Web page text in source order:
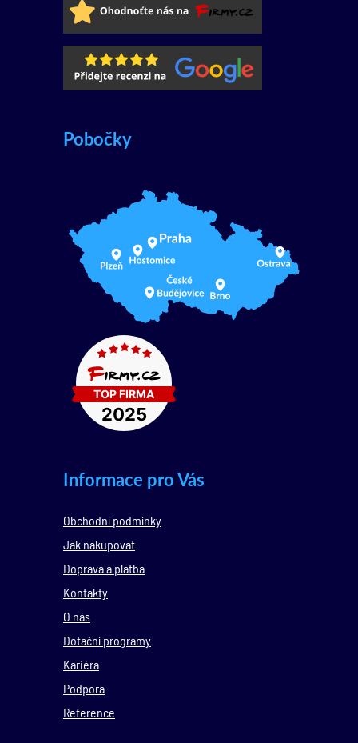
Pobočky
Informace pro Vás
Obchodní podmínky
Jak nakupovat
Doprava a platba
Kontakty
O nás
Dotační programy
Kariéra
Podpora
Reference